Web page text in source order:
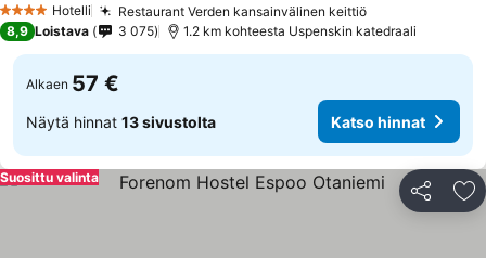
4 Tähtiluokitus
Hotelli Restaurant Verden kansainvälinen keittiö
8,9 Loistava 3 075 1.2 km kohteesta Uspenskin katedraali
Alkaen 57 €
Näytä hinnat 13 sivustolta Katso hinnat
Jaa
Suosittu valinta